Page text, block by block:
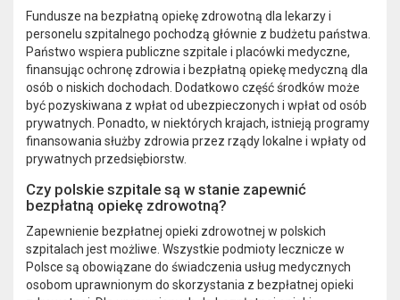
Fundusze na bezpłatną opiekę zdrowotną dla lekarzy i
personelu szpitalnego pochodzą głównie z budżetu państwa.
Państwo wspiera publiczne szpitale i placówki medyczne,
finansując ochronę zdrowia i bezpłatną opiekę medyczną dla
osób o niskich dochodach. Dodatkowo część środków może
być pozyskiwana z wpłat od ubezpieczonych i wpłat od osób
prywatnych. Ponadto, w niektórych krajach, istnieją programy
finansowania służby zdrowia przez rządy lokalne i wpłaty od
prywatnych przedsiębiorstw.
Czy polskie szpitale są w stanie zapewnić
bezpłatną opiekę zdrowotną?
Zapewnienie bezpłatnej opieki zdrowotnej w polskich
szpitalach jest możliwe. Wszystkie podmioty lecznicze w
Polsce są obowiązane do świadczenia usług medycznych
osobom uprawnionym do skorzystania z bezpłatnej opieki